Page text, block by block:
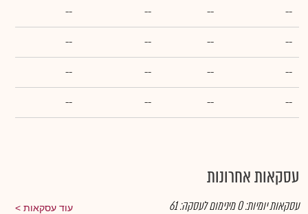
--
--
--
--
--
--
--
--
--
--
--
--
--
--
--
--
עסקאות אחרונות
עוד עסקאות עסקאות יומיות:0מינימום לעסקה:61